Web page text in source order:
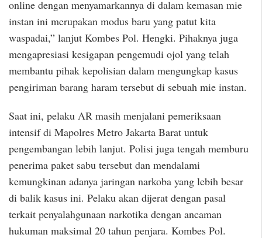
online dengan menyamarkannya di dalam kemasan mie
instan ini merupakan modus baru yang patut kita
waspadai,” lanjut Kombes Pol. Hengki. Pihaknya juga
mengapresiasi kesigapan pengemudi ojol yang telah
membantu pihak kepolisian dalam mengungkap kasus
pengiriman barang haram tersebut di sebuah mie instan.
Saat ini, pelaku AR masih menjalani pemeriksaan
intensif di Mapolres Metro Jakarta Barat untuk
pengembangan lebih lanjut. Polisi juga tengah memburu
penerima paket sabu tersebut dan mendalami
kemungkinan adanya jaringan narkoba yang lebih besar
di balik kasus ini. Pelaku akan dijerat dengan pasal
terkait penyalahgunaan narkotika dengan ancaman
hukuman maksimal 20 tahun penjara. Kombes Pol.